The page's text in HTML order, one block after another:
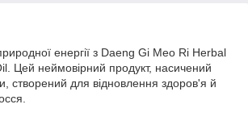
енергії з Daeng Gi Meo Ri Herbal
Цей неймовірний продукт, насичений
створений для відновлення здоров'я й